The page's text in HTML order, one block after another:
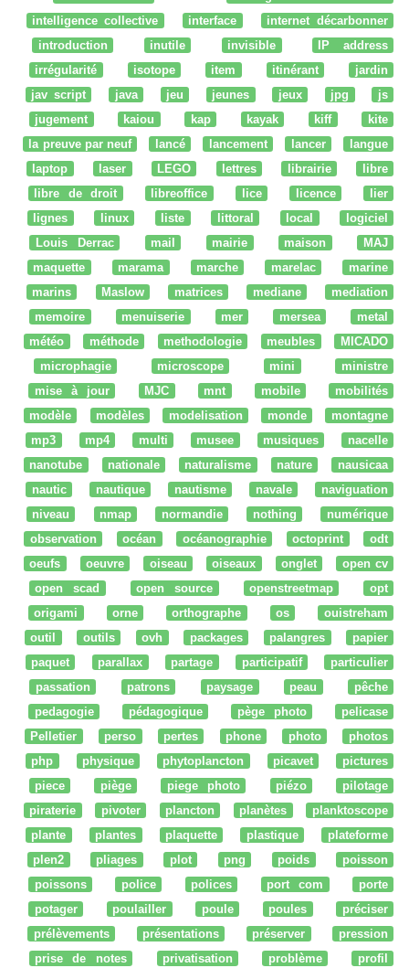
intelligence collective
interface
internet décarbonner
introduction
inutile invisible
IP address
irrégularité
isotope item itinérant
jardin
jav script
java jeu jeunes jeux jpg
js
jugement
kaiou kap kayak kiff
kite
la preuve par neuf
lancé lancement lancer
langue
laptop
laser LEGO lettres librairie
libre
libre de droit
libreoffice lice licence
lier
lignes
linux liste littoral local
logiciel
Louis Derrac
mail mairie maison
MAJ
maquette
marama marche marelac
marine
marins
Maslow matrices mediane
mediation
memoire
menuiserie mer mersea
metal
météo
méthode methodologie meubles
MICADO
microphagie
microscope mini
ministre
mise à jour
MJC mnt mobile
mobilités
modèle
modèles modelisation monde
montagne
mp3
mp4 multi musee musiques
nacelle
nanotube
nationale naturalisme nature
nausicaa
nautic
nautique nautisme navale
naviguation
niveau
nmap normandie nothing
numérique
observation
océan océanographie octoprint
odt
oeufs
oeuvre oiseau oiseaux onglet
open cv
open scad
open source openstreetmap
opt
origami
orne orthographe os
ouistreham
outil
outils ovh packages palangres
papier
paquet
parallax partage participatif
particulier
passation
patrons paysage peau
pêche
pedagogie
pédagogique pège photo
pelicase
Pelletier
perso pertes phone photo
photos
php
physique phytoplancton picavet
pictures
piece
piège piege photo piézo
pilotage
piraterie
pivoter plancton planètes
planktoscope
plante
plantes plaquette plastique
plateforme
plen2
pliages plot png poids
poisson
poissons
police polices port com
porte
potager
poulailler poule poules
préciser
prélèvements
présentations préserver
pression
prise de notes
privatisation problème
profil